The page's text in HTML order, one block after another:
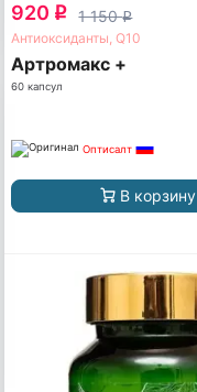
920 q 1 150q
Антиоксиданты, Q10
Артромакс +
60 капсул
Оптисалт
В корзину